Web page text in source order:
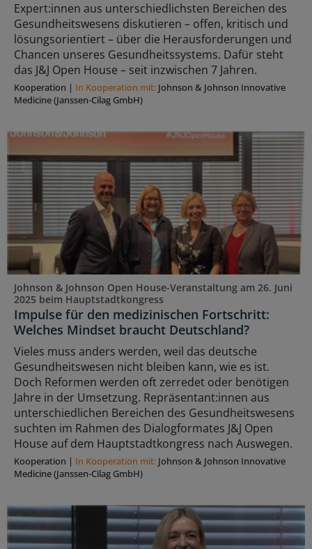
Expert:innen aus unterschiedlichsten Bereichen des
Gesundheitswesens diskutieren – offen, kritisch und
lösungsorientiert – über die Herausforderungen und
Chancen unseres Gesundheitssystems. Dafür steht
das J&J Open House – seit inzwischen 7 Jahren.
Kooperation | In Kooperation mit: Johnson & Johnson Innovative
Medicine (Janssen-Cilag GmbH)
Johnson & Johnson Open House-Veranstaltung am 26. Juni
2025 beim Hauptstadtkongress
Impulse für den medizinischen Fortschritt:
Welches Mindset braucht Deutschland?
Vieles muss anders werden, weil das deutsche
Gesundheitswesen nicht bleiben kann, wie es ist.
Doch Reformen werden oft zerredet oder benötigen
Jahre in der Umsetzung. Repräsentant:innen aus
unterschiedlichen Bereichen des Gesundheitswesens
suchten im Rahmen des Dialogformates J&J Open
House auf dem Hauptstadtkongress nach Auswegen.
Kooperation | In Kooperation mit: Johnson & Johnson Innovative
Medicine (Janssen-Cilag GmbH)